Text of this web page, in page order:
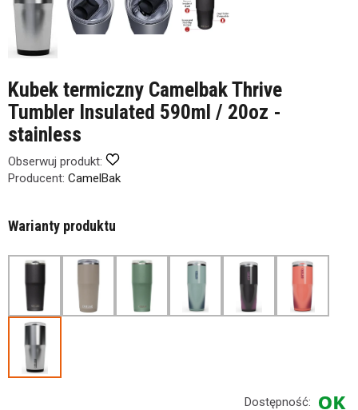
Kubek termiczny Camelbak Thrive
Tumbler Insulated 590ml / 20oz -
stainless
Obserwuj produkt:
Producent: CamelBak
Warianty produktu
Dostępność: